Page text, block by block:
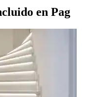
en Pag